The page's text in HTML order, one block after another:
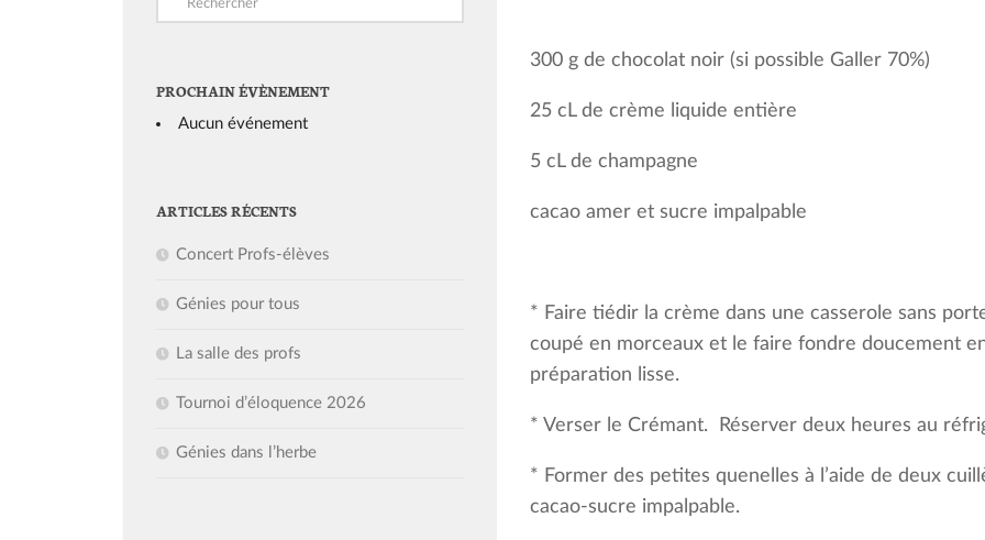
300 g de chocolat noir (si possible Galler 70%)
25 cL de crème liquide entière
5 cL de champagne
cacao amer et sucre impalpable
* Faire tiédir la crème dans une casserole sans
coupé en morceaux et le faire fondre doucement
préparation lisse.
* Verser le Crémant. Réserver deux heures au
* Former des petites quenelles à l’aide de deux
cacao-sucre impalpable.
PROCHAIN ÉVÈNEMENT
Aucun événement
ARTICLES RÉCENTS
Concert Profs-élèves
Génies pour tous
La salle des profs
Tournoi d’éloquence 2026
Génies dans l’herbe